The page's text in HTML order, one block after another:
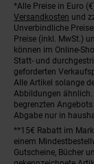
Fußnoten
*Alle Preise in Euro
Versandkosten und
Unverbindliche
Preise (inkl. MwSt.)
können im Online-
Statt- und
geforderten
Alle Artikel solange
Abbildungen ähnlich.
begrenzten
Abgabe nur in
**15€ Rabatt im
einem
Gutscheine, Bücher